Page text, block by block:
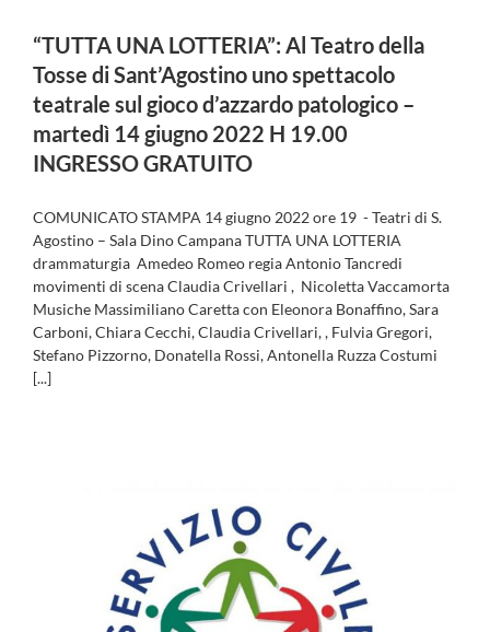
“TUTTA UNA LOTTERIA”: Al Teatro della
Tosse di Sant’Agostino uno spettacolo
teatrale sul gioco d’azzardo patologico –
martedì 14 giugno 2022 H 19.00
INGRESSO GRATUITO
COMUNICATO STAMPA 14 giugno 2022 ore 19 - Teatri di S.
Agostino – Sala Dino Campana TUTTA UNA LOTTERIA
drammaturgia Amedeo Romeo regia Antonio Tancredi
movimenti di scena Claudia Crivellari , Nicoletta Vaccamorta
Musiche Massimiliano Caretta con Eleonora Bonaffino, Sara
Carboni, Chiara Cecchi, Claudia Crivellari, , Fulvia Gregori,
Stefano Pizzorno, Donatella Rossi, Antonella Ruzza Costumi
[...]